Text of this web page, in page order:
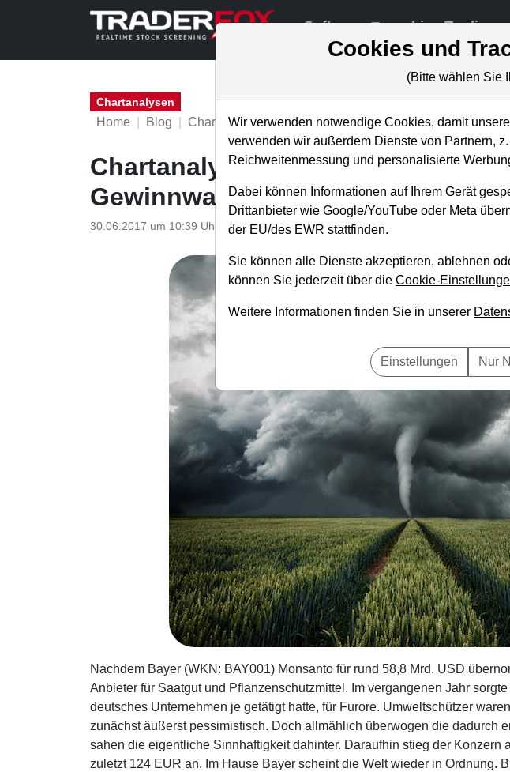
Software Live-Trading
Chartanalysen
Home Blog Chartanalysen
Chartanalyse Bayer: Wie geht es
Gewinnwarnung weiter?
30.06.2017 um 10:39 Uhr P. Uhlschmied
Nachdem Bayer (WKN: BAY001) Monsanto für rund 58,8 Mrd. USD
Anbieter für Saatgut und Pflanzenschutzmittel. Im vergangenen Jahr
deutsches Unternehmen je getätigt hatte, für Furore. Umweltschützer
zunächst äußerst pessimistisch. Doch allmählich überwogen die dadurch
sahen die eigentliche Sinnhaftigkeit dahinter. Daraufhin stieg der Konzern
zuletzt 124 EUR an. Im Hause Bayer scheint die Welt wieder in Ordnung.
Cookies und
(Bitte wählen Sie
Wir verwenden notwendige Cookies, damit
verwenden wir außerdem Dienste von Partnern,
Reichweitenmessung und personalisierte
Dabei können Informationen auf Ihrem Gerät
Drittanbieter wie Google/YouTube oder Meta
der EU/des EWR stattfinden.
Sie können alle Dienste akzeptieren, ablehnen
können Sie jederzeit über die Cookie-
Weitere Informationen finden Sie in unserer
Einstellungen Nur